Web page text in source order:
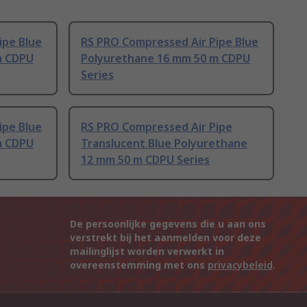
Blue
RS PRO Compressed Air Pipe Blue
Polyurethane 16 mm 50 m CDPU
Series
Blue
RS PRO Compressed Air Pipe
Translucent Blue Polyurethane
12 mm 50 m CDPU Series
De persoonlijke gegevens die u aan ons
verstrekt bij het aanmelden voor deze
mailinglijst worden verwerkt in
overeenstemming met ons privacybeleid.